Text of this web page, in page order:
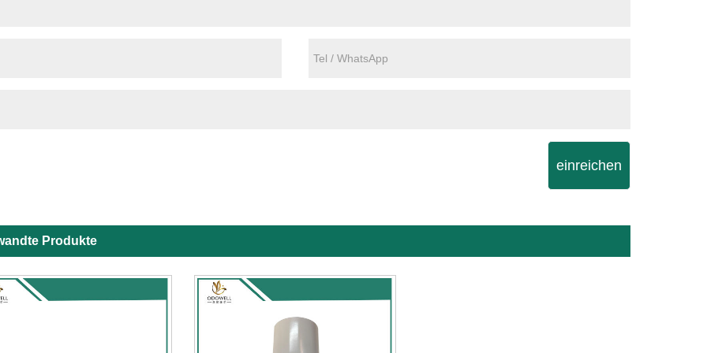
einreichen
Produkte